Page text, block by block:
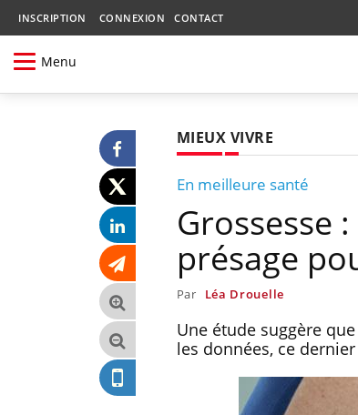
INSCRIPTION CONNEXION CONTACT
Menu
MIEUX VIVRE
En meilleure santé
Grossesse
présage
Par Léa Drouelle
Une étude suggère
les données, ce